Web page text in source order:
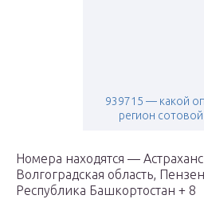
939715 — какой
регион сотовой
Номера находятся —
Волгоградская область,
Республика Башкортостан + 8